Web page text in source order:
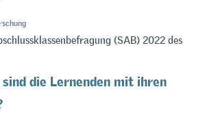
(SAB) 2022 des
die Lernenden mit ihren